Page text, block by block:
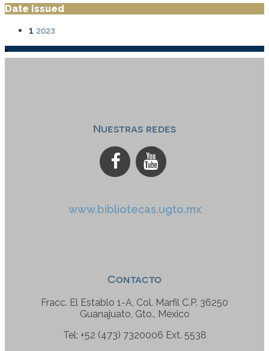
Date issued
1 2023
Nuestras redes
www.bibliotecas.ugto.mx
Contacto
Fracc. El Establo 1-A, Col. Marfil C.P. 36250
Guanajuato, Gto., México
Tel: +52 (473) 7320006 Ext. 5538